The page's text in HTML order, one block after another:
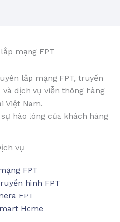
mạng FPT
lắp mạng FPT, truyền
và dịch vụ viễn thông hàng
Việt Nam.
hào lòng của khách hàng
vụ
FPT
hình FPT
FPT
Home